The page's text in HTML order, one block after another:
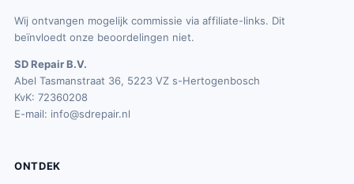
s
€
2
7
5
Wij ontvangen mogelijk commissie via affiliate-links. Dit
beïnvloedt onze beoordelingen niet.
SD Repair B.V.
Abel Tasmanstraat 36, 5223 VZ s-Hertogenbosch
KvK: 72360208
E-mail: info@sdrepair.nl
ONTDEK